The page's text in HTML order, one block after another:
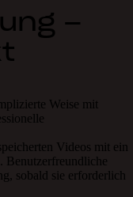
–
Weise mit
Videos mit ein
Benutzerfreundliche
sobald sie erforderlich